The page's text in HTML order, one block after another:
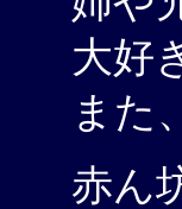
大好
また
赤ん